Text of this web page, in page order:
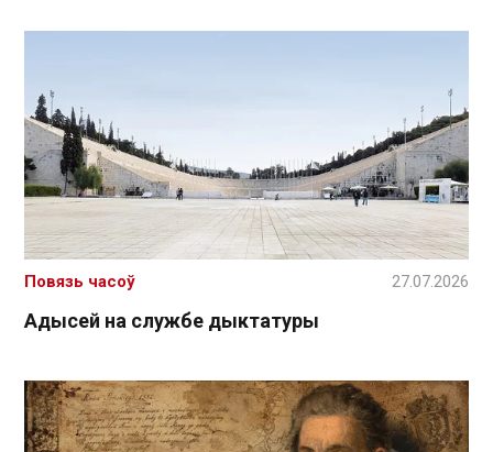
Адысей на службе дыктатуры
Повязь часоў 27.07.2026